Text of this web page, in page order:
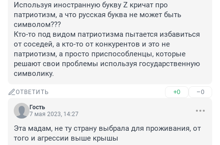
Используя иностранную букву Z кричат про
патриотизм, а что русская буква не может быть
символом???
Кто-то под видом патриотизма пытается избавиться
от соседей, а кто-то от конкурентов и это не
патриотизм, а просто приспособленцы, которые
решают свои проблемы используя государственную
символику.
ОТВЕТИТЬ +0 –0
Гость
7 мая 2023, 14:27
Эта мадам, не ту страну выбрала для проживания, от
того и агрессии выше крышы